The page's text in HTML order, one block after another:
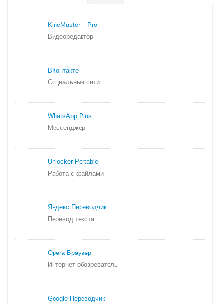
KineMaster – Pro
Видеоредактор
ВКонтакте
Социальные сети
WhatsApp Plus
Мессенджер
Unlocker Portable
Работа с файлами
Яндекс. Переводчик
Перевод текста
Opera Браузер
Интернет обозреватель
Google Переводчик